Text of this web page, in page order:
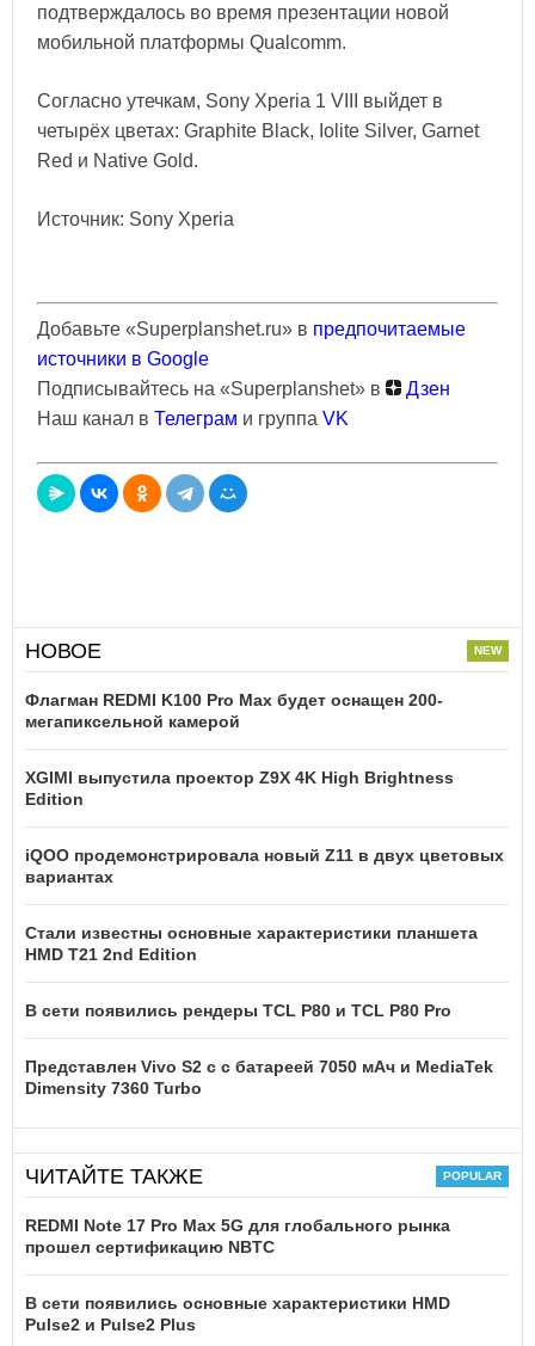
подтверждалось во время презентации новой
мобильной платформы Qualcomm.
Согласно утечкам, Sony Xperia 1 VIII выйдет в
четырёх цветах: Graphite Black, Iolite Silver, Garnet
Red и Native Gold.
Источник: Sony Xperia
Добавьте «Superplanshet.ru» в предпочитаемые
источники в Google
Подписывайтесь на «Superplanshet» в
Дзен
Наш канал в Телеграм и группа VK
НОВОЕ
Флагман REDMI K100 Pro Max будет оснащен 200-
мегапиксельной камерой
XGIMI выпустила проектор Z9X 4K High Brightness
Edition
iQOO продемонстрировала новый Z11 в двух цветовых
вариантах
Стали известны основные характеристики планшета
HMD T21 2nd Edition
В сети появились рендеры TCL P80 и TCL P80 Pro
Представлен Vivo S2 с с батареей 7050 мАч и MediaTek
Dimensity 7360 Turbo
ЧИТАЙТЕ ТАКЖЕ
REDMI Note 17 Pro Max 5G для глобального рынка
прошел сертификацию NBTC
В сети появились основные характеристики HMD
Pulse2 и Pulse2 Plus